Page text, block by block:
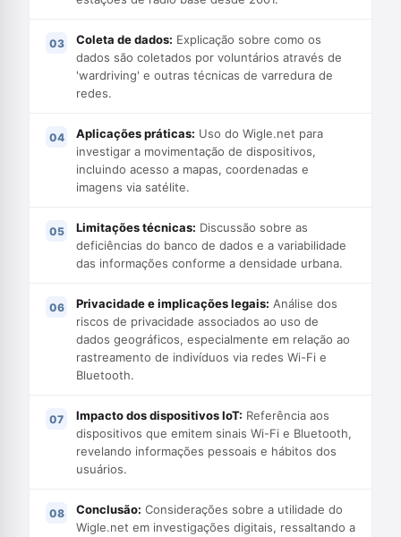
Coleta de dados: Explicação sobre como os
dados são coletados por voluntários através de
'wardriving' e outras técnicas de varredura de
redes.
Aplicações práticas: Uso do Wigle.net para
investigar a movimentação de dispositivos,
incluindo acesso a mapas, coordenadas e
imagens via satélite.
Limitações técnicas: Discussão sobre as
deficiências do banco de dados e a variabilidade
das informações conforme a densidade urbana.
Privacidade e implicações legais: Análise dos
riscos de privacidade associados ao uso de
dados geográficos, especialmente em relação ao
rastreamento de indivíduos via redes Wi-Fi e
Bluetooth.
Impacto dos dispositivos IoT: Referência aos
dispositivos que emitem sinais Wi-Fi e Bluetooth,
revelando informações pessoais e hábitos dos
usuários.
Conclusão: Considerações sobre a utilidade do
Wigle.net em investigações digitais, ressaltando a